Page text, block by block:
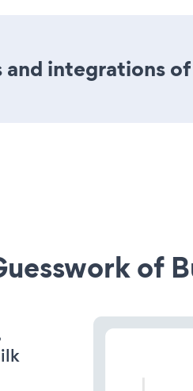
integrations
of